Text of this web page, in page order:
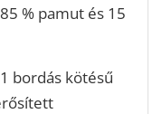
% pamut és 15
bordás kötésű